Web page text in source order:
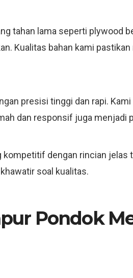
tahan lama seperti plywood
Kualitas bahan kami
presisi tinggi dan rapi.
dan responsif juga menjadi
dengan rincian jelas
soal kualitas.
Pondok